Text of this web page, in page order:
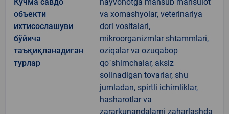
объекти
ихтисослашуви
бўйича
таъқиқланадиган
турлар
va xomashyolar, veterinariya
dori vositalari,
mikroorganizmlar shtammlari,
oziqalar va ozuqabop
qo`shimchalar, aksiz
solinadigan tovarlar, shu
jumladan, spirtli ichimliklar,
hasharotlar va
zararkunandalarni zaharlashda